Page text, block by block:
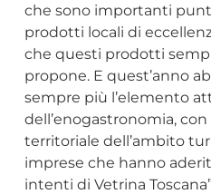
che sono importanti
prodotti locali di
che questi prodotti
propone. E quest’anno
sempre più l’elemento
dell’enogastronomia,
territoriale dell’ambito
imprese che hanno
intenti di Vetrina